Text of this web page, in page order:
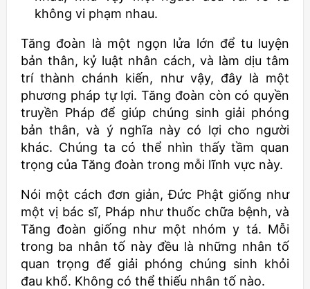
không vi phạm nhau.
Tăng đoàn là một ngọn lửa lớn để tu luyện
bản thân, kỷ luật nhân cách, và làm dịu tâm
trí thành chánh kiến, như vậy, đây là một
phương pháp tự lợi. Tăng đoàn còn có quyền
truyền Pháp để giúp chúng sinh giải phóng
bản thân, và ý nghĩa này có lợi cho người
khác. Chúng ta có thể nhìn thấy tầm quan
trọng của Tăng đoàn trong mỗi lĩnh vực này.
Nói một cách đơn giản, Đức Phật giống như
một vị bác sĩ, Pháp như thuốc chữa bệnh, và
Tăng đoàn giống như một nhóm y tá. Mỗi
trong ba nhân tố này đều là những nhân tố
quan trọng để giải phóng chúng sinh khỏi
đau khổ. Không có thể thiếu nhân tố nào.